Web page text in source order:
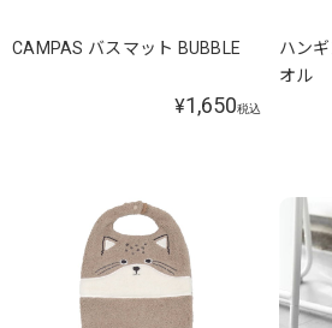
CAMPAS バスマット BUBBLE
¥1,650税込
ハン
オル